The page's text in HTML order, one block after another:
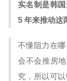
实名制是韩
5 年来推动这
不懂阻力在
会不会推房
究，所以可